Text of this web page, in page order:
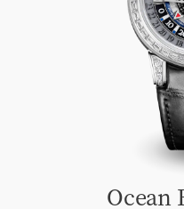
Ocean